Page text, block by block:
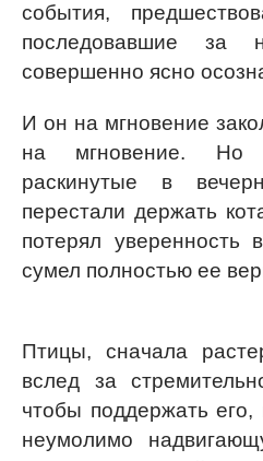
события,
последовавшие
совершенно ясно
И он на мгновение
на мгновение. Но
раскинутые в
перестали держать
потерял
сумел полностью ее
Птицы, сначала
вслед за
чтобы поддержать его,
неумолимо